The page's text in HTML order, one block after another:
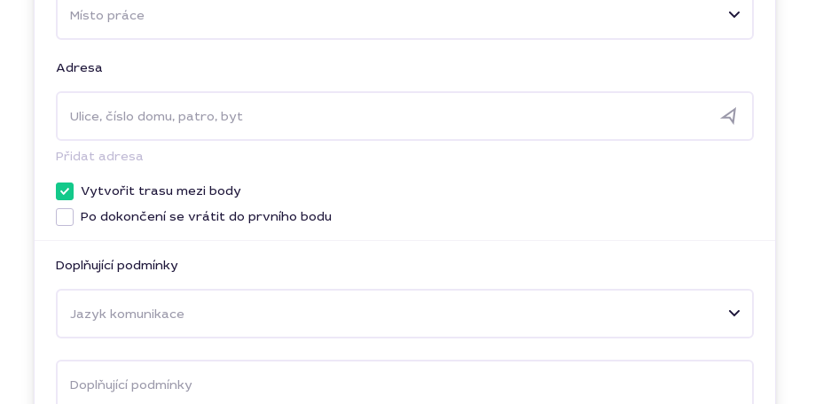
Místo práce
Adresa
Ulice, číslo domu, patro, byt
Přidat adresa
Vytvořit trasu mezi body
Po dokončení se vrátit do prvního bodu
Doplňující podmínky
Jazyk komunikace
Doplňující podmínky